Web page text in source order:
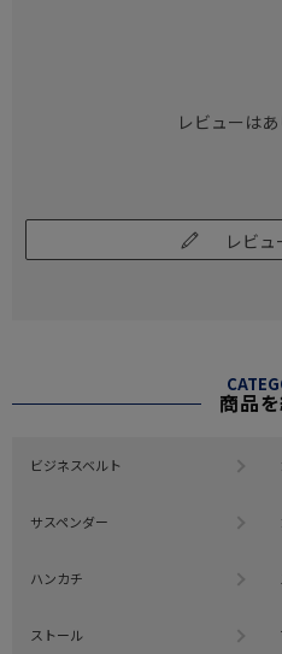
レビューはあ
レビュ
商品
ビジネスベルト
サスペンダー
ハンカチ
ストール